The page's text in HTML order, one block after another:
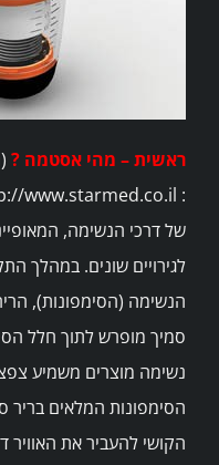
ראשית – מהי אסטמה ?
של דרכי הנשימה,
לגירויים שונים. במהלך
הנשימה (הסימפונות),
סמיך מופרש לתוך חלל
נשימה מוצרים משמיע
הסימפונות המלאים בריר
הקושי להעביר את האוויר